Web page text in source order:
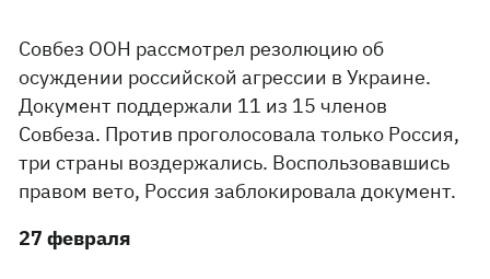
Совбез ООН рассмотрел резолюцию об
осуждении российской агрессии в Украине.
Документ поддержали 11 из 15 членов
Совбеза. Против проголосовала только Россия,
три страны воздержались. Воспользовавшись
правом вето, Россия заблокировала документ.
27 февраля